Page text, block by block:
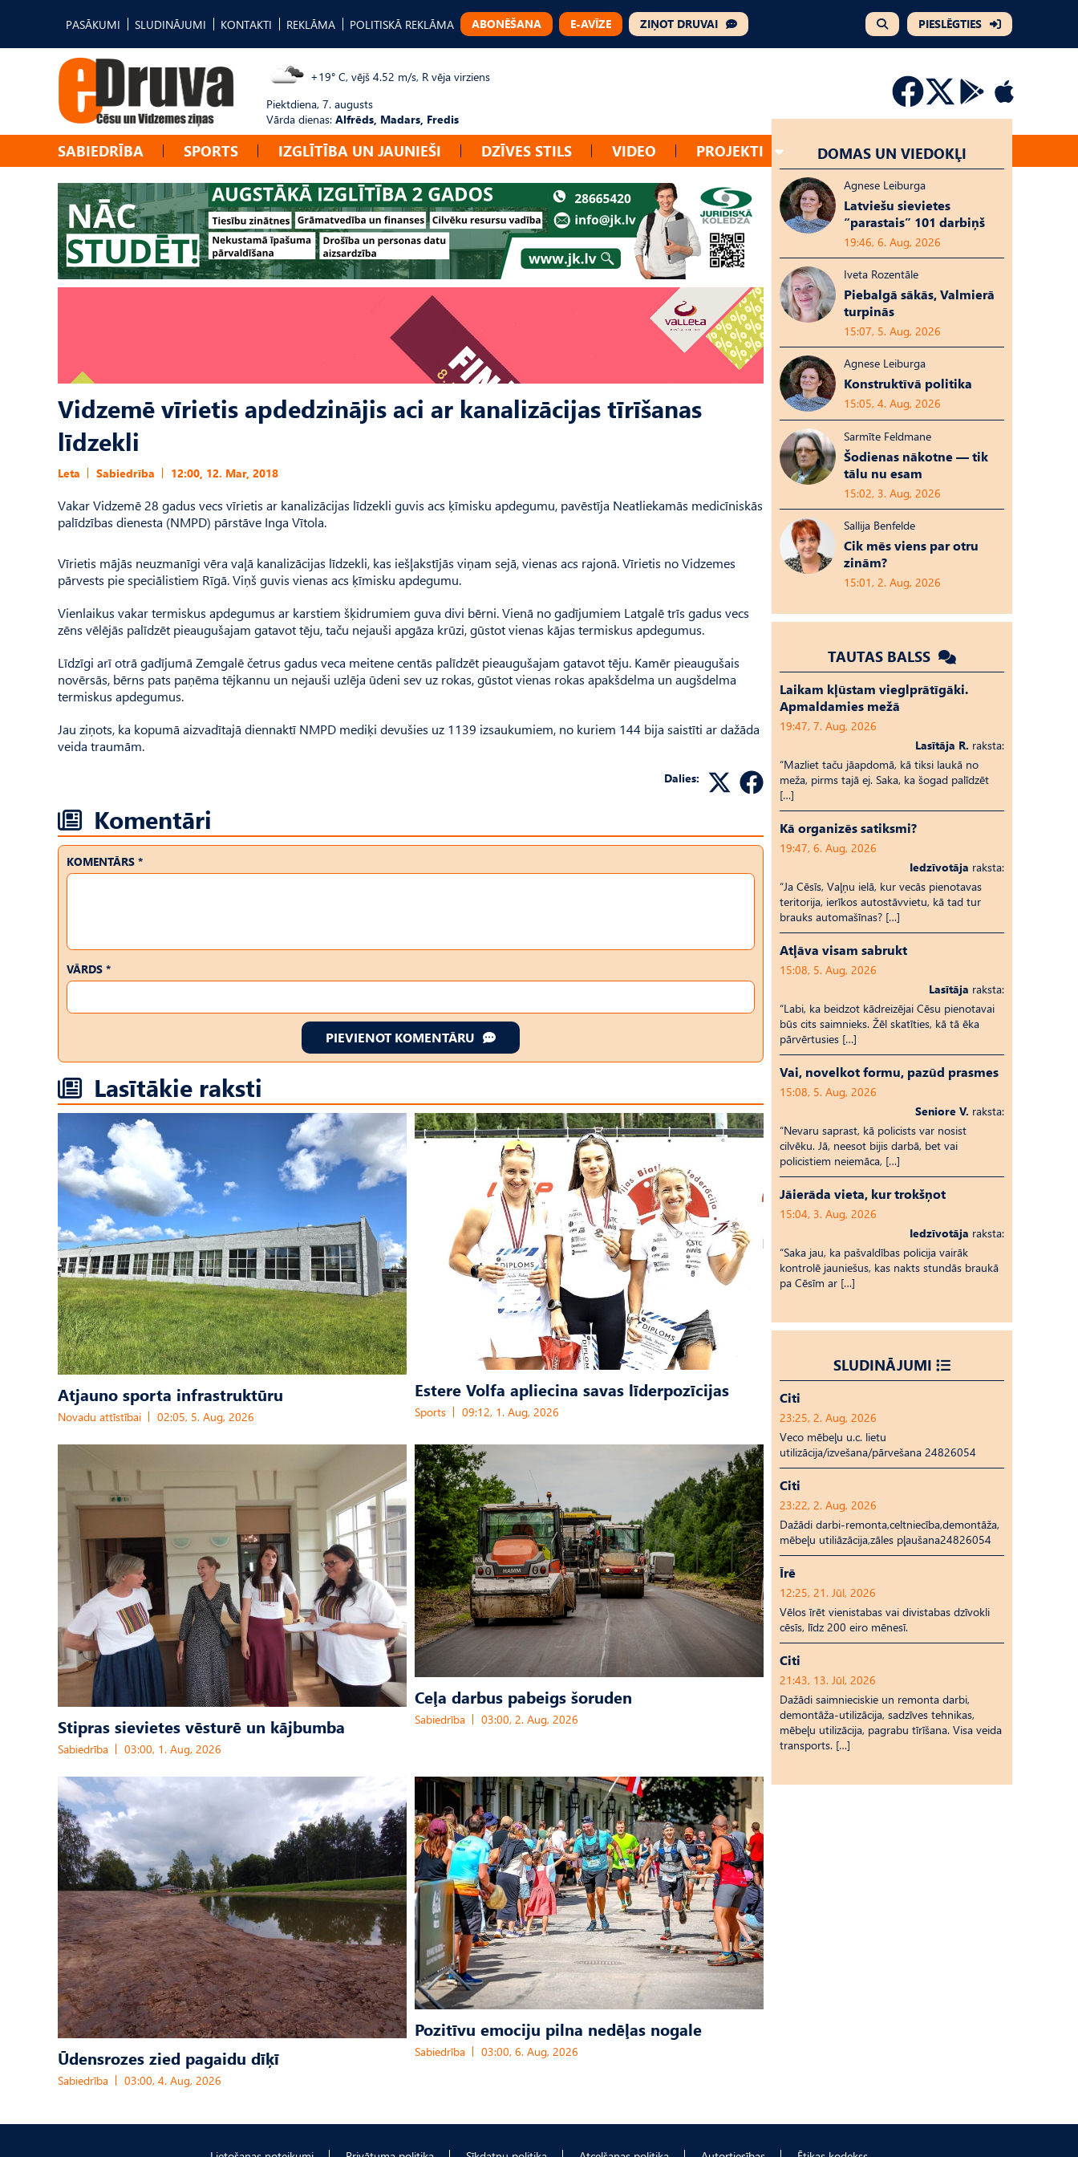
PASĀKUMI SLUDINĀJUMI KONTAKTI REKLĀMA POLITISKĀ REKLĀMA ABONĒŠANA E-AVĪZE ZIŅOT DRUVAI PIESLĒGTIES
+19° C, vējš 4.52 m/s, R vēja virziens
Piektdiena, 7. augusts
Vārda dienas: Alfrēds, Madars, Fredis
SABIEDRĪBA SPORTS IZGLĪTĪBA UN JAUNIEŠI DZĪVES STILS VIDEO PROJEKTI
Vidzemē vīrietis apdedzinājis aci ar kanalizācijas tīrīšanas
līdzekli
Leta Sabiedrība 12:00, 12. Mar, 2018
Vakar Vidzemē 28 gadus vecs vīrietis ar kanalizācijas līdzekli guvis acs ķīmisku apdegumu, pavēstīja Neatliekamās medicīniskās
palīdzības dienesta (NMPD) pārstāve Inga Vītola.
Vīrietis mājās neuzmanīgi vēra vaļā kanalizācijas līdzekli, kas iešļakstījās viņam sejā, vienas acs rajonā. Vīrietis no Vidzemes
pārvests pie speciālistiem Rīgā. Viņš guvis vienas acs ķīmisku apdegumu.
Vienlaikus vakar termiskus apdegumus ar karstiem šķidrumiem guva divi bērni. Vienā no gadījumiem Latgalē trīs gadus vecs
zēns vēlējās palīdzēt pieaugušajam gatavot tēju, taču nejauši apgāza krūzi, gūstot vienas kājas termiskus apdegumus.
Līdzīgi arī otrā gadījumā Zemgalē četrus gadus veca meitene centās palīdzēt pieaugušajam gatavot tēju. Kamēr pieaugušais
novērsās, bērns pats paņēma tējkannu un nejauši uzlēja ūdeni sev uz rokas, gūstot vienas rokas apakšdelma un augšdelma
termiskus apdegumus.
Jau ziņots, ka kopumā aizvadītajā diennaktī NMPD mediķi devušies uz 1139 izsaukumiem, no kuriem 144 bija saistīti ar dažāda
veida traumām.
Dalies:
Komentāri
KOMENTĀRS *
VĀRDS *
PIEVIENOT KOMENTĀRU
Lasītākie raksti
Atjauno sporta infrastruktūru
Novadu attīstībai 02:05, 5. Aug, 2026
Estere Volfa apliecina savas līderpozīcijas
Sports 09:12, 1. Aug, 2026
Stipras sievietes vēsturē un kājbumba
Sabiedrība 03:00, 1. Aug, 2026
Ceļa darbus pabeigs šoruden
Sabiedrība 03:00, 2. Aug, 2026
Ūdensrozes zied pagaidu dīķī
Sabiedrība 03:00, 4. Aug, 2026
Pozitīvu emociju pilna nedēļas nogale
Sabiedrība 03:00, 6. Aug, 2026
DOMAS UN VIEDOKĻI
Agnese Leiburga
Latviešu sievietes
“parastais” 101 darbiņš
19:46, 6. Aug, 2026
Iveta Rozentāle
Piebalgā sākās, Valmierā
turpinās
15:07, 5. Aug, 2026
Agnese Leiburga
Konstruktīvā politika
15:05, 4. Aug, 2026
Sarmīte Feldmane
Šodienas nākotne — tik
tālu nu esam
15:02, 3. Aug, 2026
Sallija Benfelde
Cik mēs viens par otru
zinām?
15:01, 2. Aug, 2026
TAUTAS BALSS
Laikam kļūstam vieglprātīgāki.
Apmaldamies mežā
19:47, 7. Aug, 2026
Lasītāja R. raksta:
“Mazliet taču jāapdomā, kā tiksi laukā no
meža, pirms tajā ej. Saka, ka šogad palīdzēt
[…]
Kā organizēs satiksmi?
19:47, 6. Aug, 2026
Iedzīvotāja raksta:
“Ja Cēsīs, Vaļņu ielā, kur vecās pienotavas
teritorija, ierīkos autostāvvietu, kā tad tur
brauks automašīnas? […]
Atļāva visam sabrukt
15:08, 5. Aug, 2026
Lasītāja raksta:
“Labi, ka beidzot kādreizējai Cēsu pienotavai
būs cits saimnieks. Žēl skatīties, kā tā ēka
pārvērtusies […]
Vai, novelkot formu, pazūd prasmes
15:08, 5. Aug, 2026
Seniore V. raksta:
“Nevaru saprast, kā policists var nosist
cilvēku. Jā, neesot bijis darbā, bet vai
policistiem neiemāca, […]
Jāierāda vieta, kur trokšņot
15:04, 3. Aug, 2026
Iedzīvotāja raksta:
“Saka jau, ka pašvaldības policija vairāk
kontrolē jauniešus, kas nakts stundās braukā
pa Cēsīm ar […]
SLUDINĀJUMI
Citi
23:25, 2. Aug, 2026
Veco mēbeļu u.c. lietu
utilizācija/izvešana/pārvešana 24826054
Citi
23:22, 2. Aug, 2026
Dažādi darbi-remonta,celtniecība,demontāža,
mēbeļu utiliāzācija,zāles pļaušana24826054
Īrē
12:25, 21. Jūl, 2026
Vēlos īrēt vienistabas vai divistabas dzīvokli
cēsīs, līdz 200 eiro mēnesī.
Citi
21:43, 13. Jūl, 2026
Dažādi saimnieciskie un remonta darbi,
demontāža-utilizācija, sadzīves tehnikas,
mēbeļu utilizācija, pagrabu tīrīšana. Visa veida
transports. […]